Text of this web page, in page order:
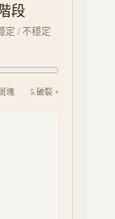
段
定 / 不穩定
塊 5 破裂 +